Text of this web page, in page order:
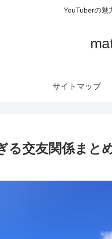
YouTuberの魅
サイトマップ
る交友関係まと